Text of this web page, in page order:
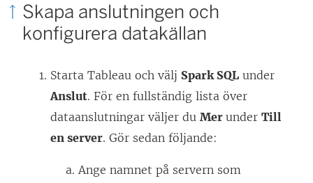
p
a
Skapa anslutningen och
konfigurera datakällan
Starta Tableau och välj Spark SQL under
Anslut. För en fullständig lista över
dataanslutningar väljer du Mer under Till
en server. Gör sedan följande:
Ange namnet på servern som